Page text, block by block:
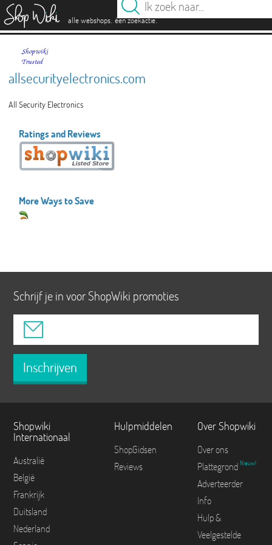
alle webshops. één zoekactie.
allsecurityelectronics.com
All Security Electronics
Ratings and Reviews
More Ways to Save
Schrijf je in voor ShopWiki promoties
Inschrijven
Shopwiki
Internationaal
Australië
België
Frankrijk
Duitsland
Nederland
Hulpmiddelen
ShopGidsen
Reviews
Over Shopwiki
Over ons
Plattegrond Nieuw!
Adverteerder
Info
Hulp &
Veelgestelde